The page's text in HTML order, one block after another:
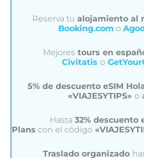
Reserva tu alojamiento al
Booking.com o
Mejores tours en
Civitatis o
5% de descuento eSIM
«VIAJESYTIPS» o
Hasta32% descuento
Plans con el código
Traslado organizado